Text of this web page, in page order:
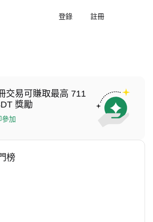
登錄 註冊
交易可賺取最高 711
獎勵
參加
榜